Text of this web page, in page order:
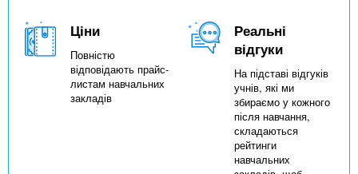
Ціни
Повністю
відповідають прайс-
листам навчальних
закладів
Реальні
відгуки
На підставі відгуків
учнів, які ми
збираємо у кожного
після навчання,
складаються
рейтинги
навчальних